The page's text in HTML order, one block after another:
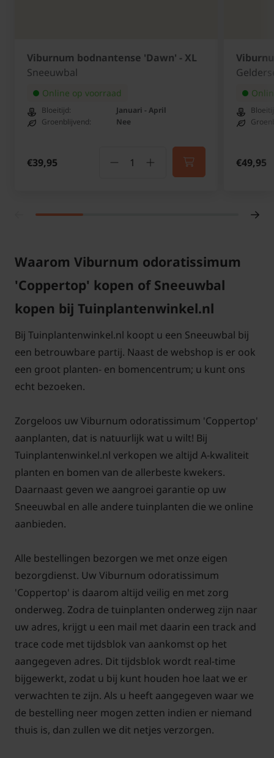
Viburnum bodnantense 'Dawn' - XL
Sneeuwbal
Online op voorraad
Bloeitijd:
Januari - April
Groenblijvend:
Nee
€39,95 €49,95
Waarom Viburnum odoratissimum
'Coppertop' kopen of Sneeuwbal
kopen bij Tuinplantenwinkel.nl
Bij Tuinplantenwinkel.nl koopt u een Sneeuwbal bij
een betrouwbare partij. Naast de webshop is er ook
een groot planten- en bomencentrum; u kunt ons
echt bezoeken.
Zorgeloos uw Viburnum odoratissimum 'Coppertop'
aanplanten, dat is natuurlijk wat u wilt! Bij
Tuinplantenwinkel.nl verkopen we altijd A-kwaliteit
planten en bomen van de allerbeste kwekers.
Daarnaast geven we aangroei garantie op uw
Sneeuwbal en alle andere tuinplanten die we online
aanbieden.
Alle bestellingen bezorgen we met onze eigen
bezorgdienst. Uw Viburnum odoratissimum
'Coppertop' is daarom altijd veilig en met zorg
onderweg. Zodra de tuinplanten onderweg zijn naar
uw adres, krijgt u een mail met daarin een track and
trace code met tijdsblok van aankomst op het
aangegeven adres. Dit tijdsblok wordt real-time
bijgewerkt, zodat u bij kunt houden hoe laat we er
verwachten te zijn. Als u heeft aangegeven waar we
de bestelling neer mogen zetten indien er niemand
thuis is, dan zullen we dit netjes verzorgen.